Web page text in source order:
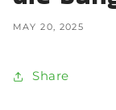
MAY 20, 2025
Share